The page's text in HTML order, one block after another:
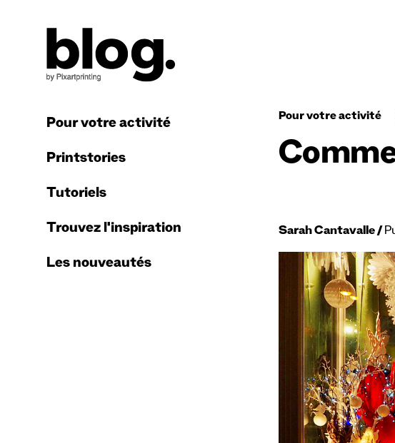
Pour votre activité
Printstories
Tutoriels
Trouvez l'inspiration
Les nouveautés
Pour votre activité
Sarah Cantavalle